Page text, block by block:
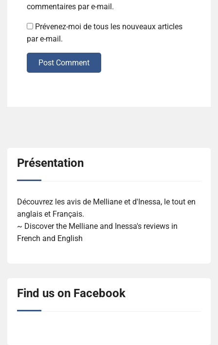
commentaires par e-mail.
Prévenez-moi de tous les nouveaux articles
par e-mail.
Post Comment
Présentation
Découvrez les avis de Melliane et d'Inessa, le tout en
anglais et Français.
~ Discover the Melliane and Inessa's reviews in
French and English
Find us on Facebook